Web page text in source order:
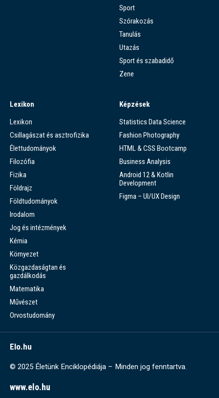
Sport
Szórakozás
Tanulás
Utazás
Sport és szabadidő
Zene
Lexikon
Lexikon
Csillagászat és asztrofizika
Élettudományok
Filozófia
Fizika
Földrajz
Földtudományok
Irodalom
Jog és intézmények
Kémia
Környezet
Közgazdaságtan és
gazdálkodás
Matematika
Művészet
Orvostudomány
Képzések
Statistics Data Science
Fashion Photography
HTML & CSS Bootcamp
Business Analysis
Android 12 & Kotlin
Development
Figma – UI/UX Design
Elo.hu
© 2025 Életünk Enciklopédiája – Minden jog fenntartva.
www.elo.hu